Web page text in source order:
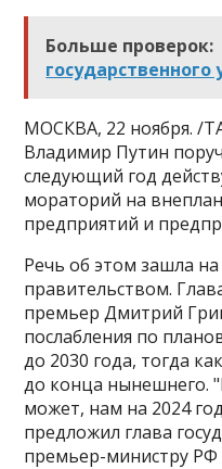
Больше проверок:
МОСКВА, 22 ноября. /
Владимир Путин
следующий год
мораторий на
предприятий и
Речь об этом зашла
правительством.
премьер Дмитрий
послабления по
до 2030 года, тогда
до конца нынешнего.
может, нам на 2024
предложил глава
премьер-министру